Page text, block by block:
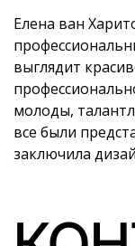
Елена ван
выглядит
молоды,
все были
заключила